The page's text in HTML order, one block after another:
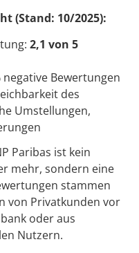
(Stand: 10/2025):
2,1 von 5
negative Bewertungen
des
Umstellungen,
Paribas ist kein
mehr, sondern eine
stammen
von Privatkunden vor
oder aus
Nutzern.